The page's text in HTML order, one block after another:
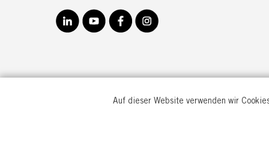
Auf dieser Website verwenden wir